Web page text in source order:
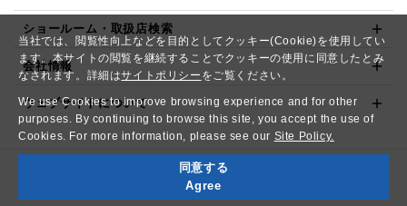
当社では、閲覧性向上などを目的としてクッキー(Cookie)を使用してい
ます。本サイトの閲覧を継続することでクッキーの使用に同意したとみ
なされます。詳細はサイトポリシー をご覧ください。
We use Cookies to improve browsing experience and for other
purposes. By continuing to browse this site, you accept the use of
Cookies. For more information, please see our Site Policy.
同意する
Agree
ショールーム・取扱店検索
会社情報
ウェブサイトについて
Copyright© NICHIBEI CO.,LTD. All Rights Reserved.